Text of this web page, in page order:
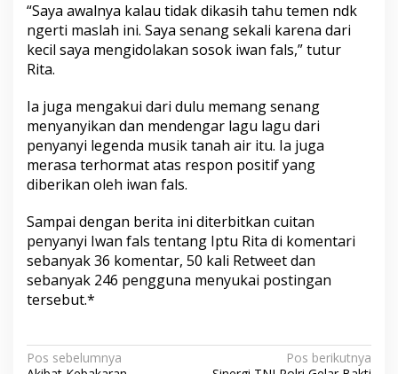
“Saya awalnya kalau tidak dikasih tahu temen ndk
ngerti maslah ini. Saya senang sekali karena dari
kecil saya mengidolakan sosok iwan fals,” tutur
Rita.
Ia juga mengakui dari dulu memang senang
menyanyikan dan mendengar lagu lagu dari
penyanyi legenda musik tanah air itu. Ia juga
merasa terhormat atas respon positif yang
diberikan oleh iwan fals.
Sampai dengan berita ini diterbitkan cuitan
penyanyi Iwan fals tentang Iptu Rita di komentari
sebanyak 36 komentar, 50 kali Retweet dan
sebanyak 246 pengguna menyukai postingan
tersebut.*
N
Pos sebelumnya
Pos berikutnya